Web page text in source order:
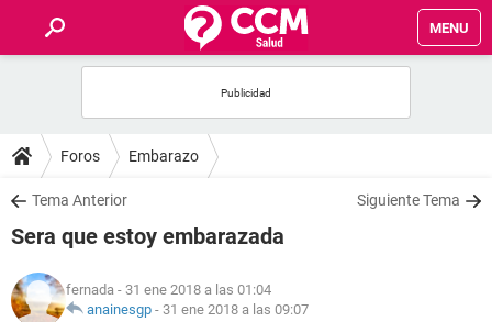
MENU
FOROS
SALUD
FAMILIA
NUTRICIÓN
Foros Embarazo
Tema Anterior Siguiente Tema
Sera que estoy embarazada
fernada - 31 ene 2018 a las 01:04
anainesgp - 31 ene 2018 a las 09:07